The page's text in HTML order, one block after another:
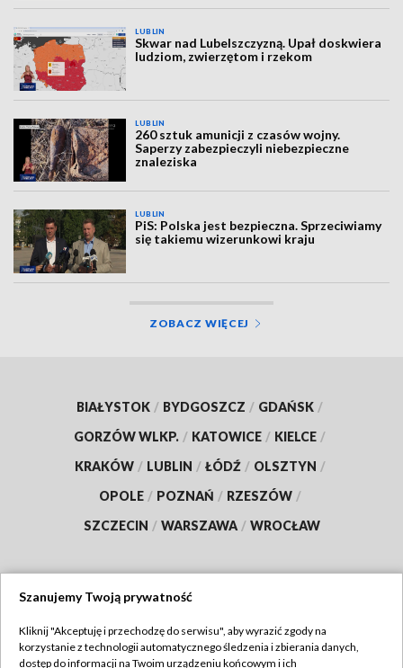
LUBLIN
Skwar nad Lubelszczyzną. Upał doskwiera
ludziom, zwierzętom i rzekom
LUBLIN
260 sztuk amunicji z czasów wojny.
Saperzy zabezpieczyli niebezpieczne
znaleziska
LUBLIN
PiS: Polska jest bezpieczna. Sprzeciwiamy
się takiemu wizerunkowi kraju
ZOBACZ WIĘCEJ
BIAŁYSTOK / BYDGOSZCZ / GDAŃSK /
GORZÓW WLKP. / KATOWICE / KIELCE /
KRAKÓW / LUBLIN / ŁÓDŹ / OLSZTYN /
OPOLE / POZNAŃ / RZESZÓW /
SZCZECIN / WARSZAWA / WROCŁAW
TVP
Szanujemy Twoją prywatność
Kliknij "Akceptuję i przechodzę do serwisu", aby wyrazić zgody na
korzystanie z technologii automatycznego śledzenia i zbierania danych,
dostęp do informacji na Twoim urządzeniu końcowym i ich